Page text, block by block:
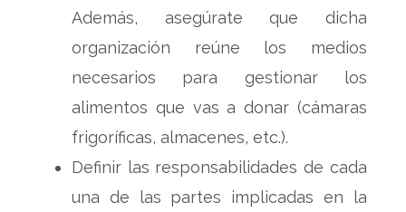
Además, asegúrate que dicha
organización reúne los medios
necesarios para gestionar los
alimentos que vas a donar (cámaras
frigoríficas, almacenes, etc.).
Definir las responsabilidades de cada
una de las partes implicadas en la